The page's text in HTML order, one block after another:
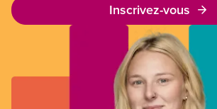
Inscrivez-vous